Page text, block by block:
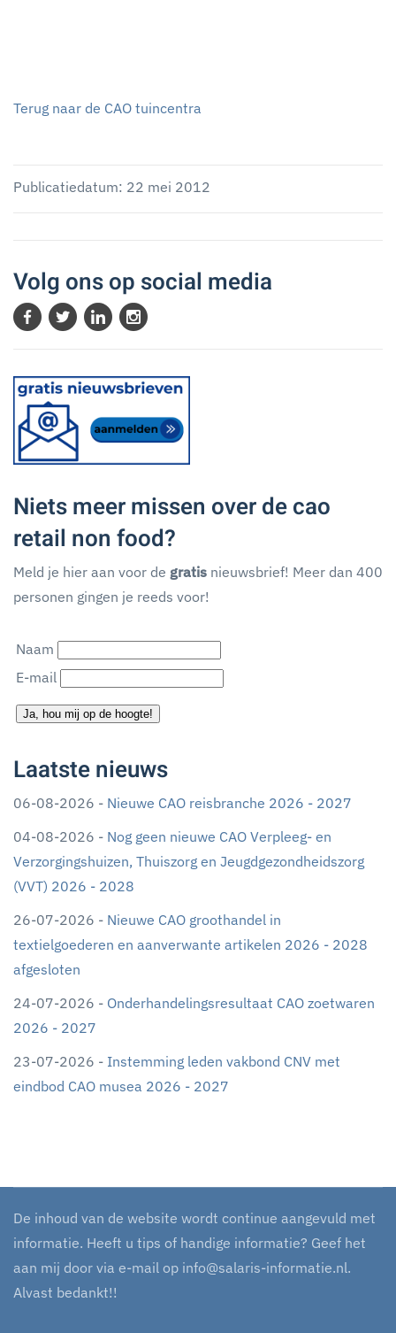
Terug naar de CAO tuincentra
Publicatiedatum: 22 mei 2012
Volg ons op social media
Niets meer missen over de cao
retail non food?
Meld je hier aan voor de gratis nieuwsbrief! Meer dan 400
personen gingen je reeds voor!
Naam
E-mail
Ja, hou mij op de hoogte!
Laatste nieuws
06-08-2026 - Nieuwe CAO reisbranche 2026 - 2027
04-08-2026 - Nog geen nieuwe CAO Verpleeg- en
Verzorgingshuizen, Thuiszorg en Jeugdgezondheidszorg
(VVT) 2026 - 2028
26-07-2026 - Nieuwe CAO groothandel in
textielgoederen en aanverwante artikelen 2026 - 2028
afgesloten
24-07-2026 - Onderhandelingsresultaat CAO zoetwaren
2026 - 2027
23-07-2026 - Instemming leden vakbond CNV met
eindbod CAO musea 2026 - 2027
De inhoud van de website wordt continue aangevuld met
informatie. Heeft u tips of handige informatie? Geef het
aan mij door via e-mail op info@salaris-informatie.nl.
Alvast bedankt!!